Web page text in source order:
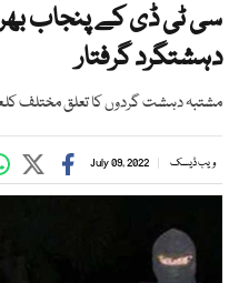
دہشتگرد گرفتار
مشتبہ دہشت گردوں کا تعلق مختلف
ویب ڈیسک July 09, 2022